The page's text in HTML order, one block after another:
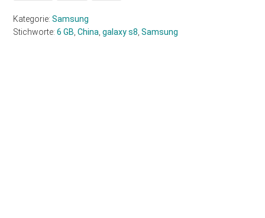
Kategorie:Samsung
Stichworte:6 GB ,China ,galaxy s8 ,Samsung